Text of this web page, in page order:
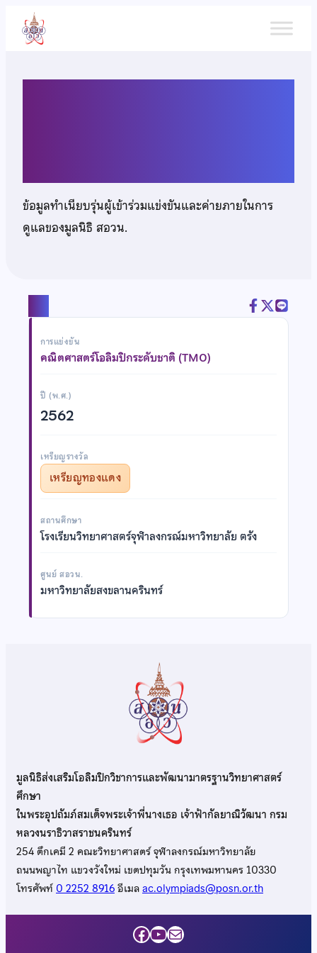
เนื้อหา
ข้อมูลทำเนียบรุ่นผู้เข้าร่วมแข่งขันและค่ายภายในการ
ดูแลของมูลนิธิ สอวน.
การแข่งขัน
คณิตศาสตร์โอลิมปิกระดับชาติ (TMO)
ปี (พ.ศ.)
2562
เหรียญรางวัล
เหรียญทองแดง
สถานศึกษา
โรงเรียนวิทยาศาสตร์จุฬาลงกรณ์มหาวิทยาลัย ตรัง
ศูนย์ สอวน.
มหาวิทยาลัยสงขลานครินทร์
มูลนิธิส่งเสริมโอลิมปิกวิชาการและพัฒนามาตรฐานวิทยาศาสตร์
ศึกษา
ในพระอุปถัมภ์สมเด็จพระเจ้าพี่นางเธอ เจ้าฟ้ากัลยาณิวัฒนา กรม
หลวงนราธิวาสราชนครินทร์
254 ตึกเคมี 2 คณะวิทยาศาสตร์ จุฬาลงกรณ์มหาวิทยาลัย
ถนนพญาไท แขวงวังใหม่ เขตปทุมวัน กรุงเทพมหานคร 10330
โทรศัพท์0 2252 8916อีเมลac.olympiads@posn.or.th
Facebook
YouTube
Mail